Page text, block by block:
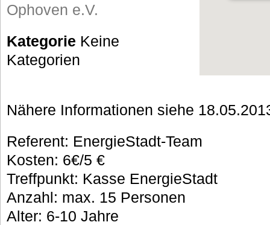
Ophoven e.V.
Kategorie Keine
Kategorien
Nähere Informationen siehe
Referent: EnergieStadt-Team
Kosten: 6€/5 €
Treffpunkt: Kasse EnergieStadt
Anzahl: max. 15 Personen
Alter: 6-10 Jahre